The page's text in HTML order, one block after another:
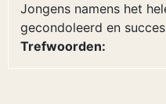
Jongens namens het
gecondoleerd en
Trefwoorden: